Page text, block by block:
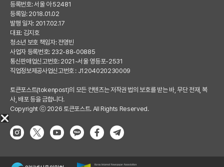
등록번호: 서울 아 52481
등록일: 2018.01.02
발행 일자: 2017.02.17
대표: 김지호
청소년 보호 책임자: 전영빈
사업자 등록번호: 232-88-00885
통신판매업신고번호: 2021-서울 영등포-2531
직업정보제공사업신고번호 : J1204020230009
토큰포스트(tokenpost)의 모든 컨텐츠는 저작권 법의 보호를 받는 바, 무단 전재, 복
사, 배포 등을 금합니다.
Copyright ⓒ 2026 토큰포스트. All Rights Reserved.